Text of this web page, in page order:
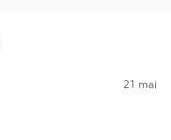
21 mai